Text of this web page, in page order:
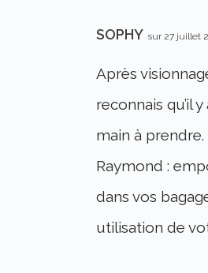
SOPHY sur 27 juillet
Après
reconnais qu’il
main à prendre.
Raymond :
dans vos
utilisation de